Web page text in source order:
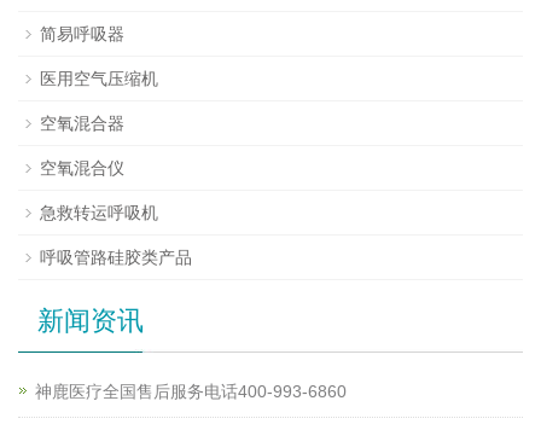
简易呼吸器
医用空气压缩机
空氧混合器
空氧混合仪
急救转运呼吸机
呼吸管路硅胶类产品
新闻资讯
神鹿医疗全国售后服务电话400-993-6860